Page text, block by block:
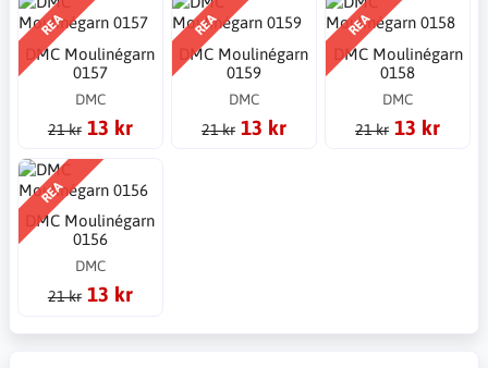
REA
DMC Moulinégarn
0157
DMC
21 kr 13 kr
REA
DMC Moulinégarn
0159
DMC
21 kr 13 kr
REA
DMC Moulinégarn
0158
DMC
21 kr 13 kr
REA
DMC Moulinégarn
0156
DMC
21 kr 13 kr